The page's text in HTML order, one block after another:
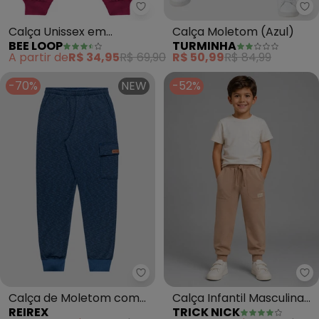
Bee Loop - Calça Unissex em
Calça Unissex em
Moletom (Rosa)
BEE LOOP
A partir deR$ 34,95R$ 69,90
Calça Moletom (Azul)
TURMINHA
R$ 50,99R$ 84,99
-70%
NEW
Reirex - Calça de Moletom
Calça de Moletom com
Bolso Lapela (Azul)
REIREX
-52%
Calça Infantil Masculina
Moletom Felpa (Marrom)
TRICK NICK